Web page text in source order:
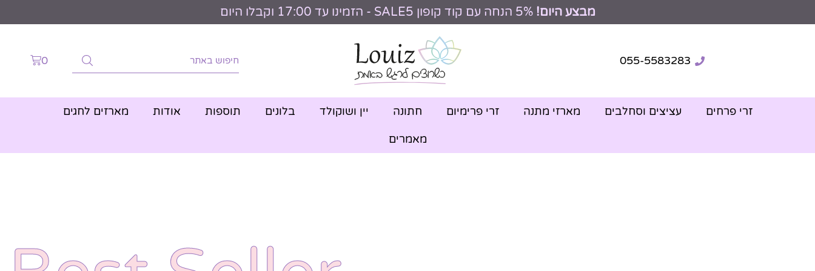
מבצע היום! 5% הנחה עם קוד קופון SALE5 - הזמינו עד 17:00 וקבלו היום
055-5583283
0
זרי פרחים עציצים וסחלבים מארזי מתנה זרי פרימיום חתונה יין ושוקולד בלונים תוספות אודות מארזים לחגים
מאמרים